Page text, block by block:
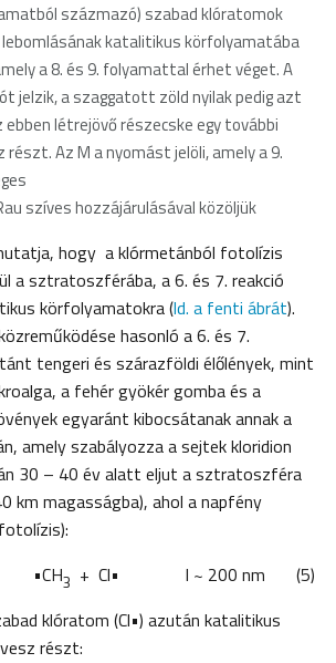
százmazó) szabad klóratomok
katalitikus körfolyamatába
a 8. és 9. folyamattal érhet véget. A
jelzik, a szaggatott zöld nyilak pedig azt
létrejövő részecske egy további
Az M a nyomást jelöli, amely a 9.
szíves hozzájárulásával közöljük
hogy a klórmetánból fotolízis
a sztratoszférába, a 6. és 7. reakció
körfolyamatokra (ld. a fenti ábrát).
hasonló a 6. és 7.
tengeri és szárazföldi élőlények, mint
a fehér gyökér gomba és a
egyaránt kibocsátanak annak a
amely szabályozza a sejtek kloridion
30 – 40 év alatt eljut a sztratoszféra
km magasságba), ahol a napfény
•CH3 + Cl• l ~ 200 nm (5)
klóratom (Cl•) azután katalitikus
részt: